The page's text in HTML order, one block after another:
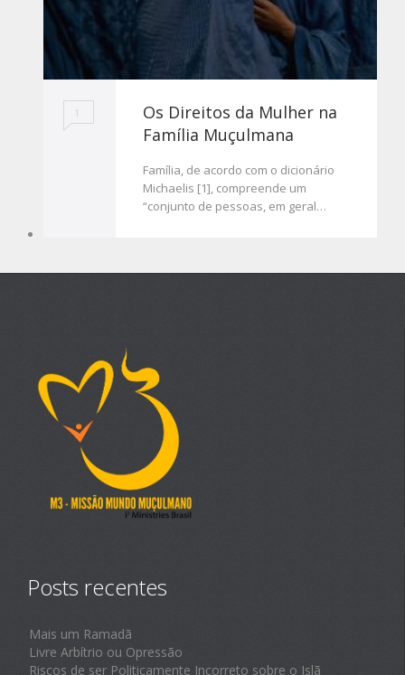
1
Os Direitos da Mulher na
Família Muçulmana
Família, de acordo com o dicionário
Michaelis [1], compreende um
“conjunto de pessoas, em geral…
Posts recentes
Mais um Ramadã
Livre Arbítrio ou Opressão
Riscos de ser Politicamente Incorreto sobre o Islã